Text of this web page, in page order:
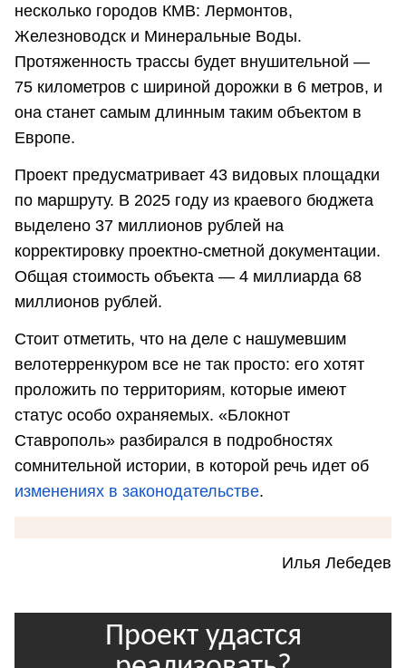
несколько городов КМВ: Лермонтов,
Железноводск и Минеральные Воды.
Протяженность трассы будет внушительной —
75 километров с шириной дорожки в 6 метров, и
она станет самым длинным таким объектом в
Европе.
Проект предусматривает 43 видовых площадки
по маршруту. В 2025 году из краевого бюджета
выделено 37 миллионов рублей на
корректировку проектно-сметной документации.
Общая стоимость объекта — 4 миллиарда 68
миллионов рублей.
Стоит отметить, что на деле с нашумевшим
велотерренкуром все не так просто: его хотят
проложить по территориям, которые имеют
статус особо охраняемых. «Блокнот
Ставрополь» разбирался в подробностях
сомнительной истории, в которой речь идет об
изменениях в законодательстве.
Илья Лебедев